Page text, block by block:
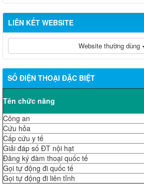
LIÊN KẾT WEBSITE
Website thường dùng
SỐ ĐIỆN THOẠI ĐẶC BIỆT
Tên chức năng
Công an
Cứu hỏa
Cấp cứu y tế
Giải đáp số ĐT nội hạt
Đăng ký đàm thoại quốc tế
Gọi tự động đi quốc tế
Gọi tự động đi liên tỉnh